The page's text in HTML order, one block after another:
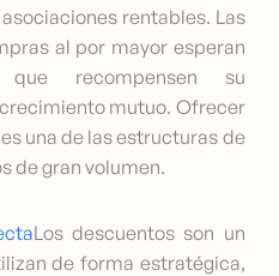
rentables. Las
al por mayor esperan
que recompensen su
mutuo. Ofrecer
una de las estructuras de
de gran volumen.
Los descuentos son un
de forma estratégica,